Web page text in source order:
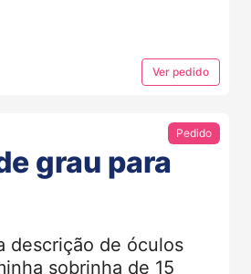
Ver pedido
Pedido
grau para
descrição de óculos
sobrinha de 15